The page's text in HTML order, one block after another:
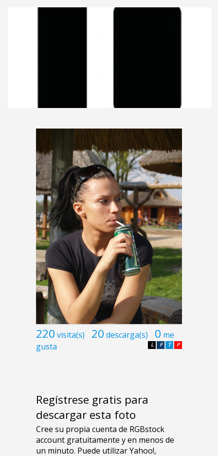
220 visita(s) 20 descarga(s) 0 me
gusta
P
T
F
L
Regístrese gratis para
descargar esta foto